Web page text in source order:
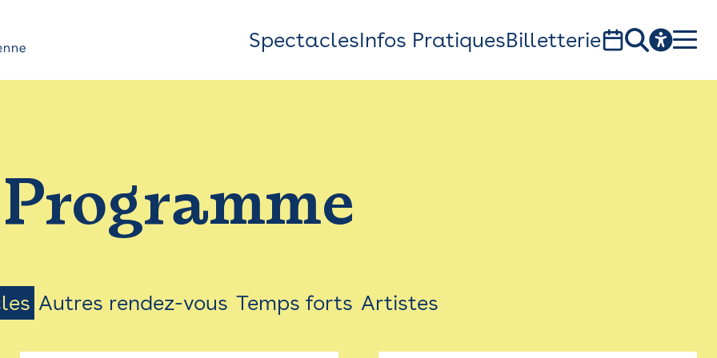
Top
Bar
Menu
SpectaclesInfos PratiquesBilletterie
1, av. du Chateau d'eau - 31300 Toulouse
Programme
Autres rendez-vous Temps forts Artistes